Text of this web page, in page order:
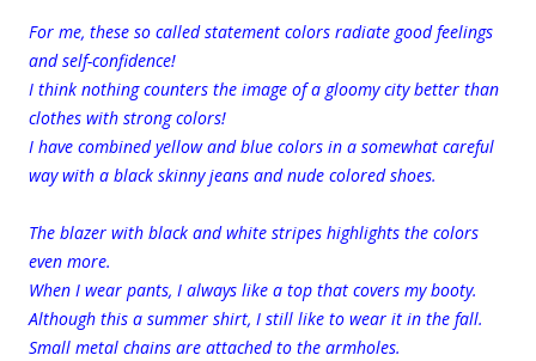
For me, these so called statement colors radiate good feelings
and self-confidence!
I think nothing counters the image of a gloomy city better than
clothes with strong colors!
I have combined yellow and blue colors in a somewhat careful
way with a black skinny jeans and nude colored shoes.
The blazer with black and white stripes highlights the colors
even more.
When I wear pants, I always like a top that covers my booty.
Although this a summer shirt, I still like to wear it in the fall.
Small metal chains are attached to the armholes.